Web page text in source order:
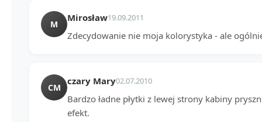
M
Mirosław19.09.2011
Zdecydowanie nie moja kolorystyka - ale
CM
czary Mary02.07.2010
Bardzo ładne płytki z lewej strony kabiny
efekt.